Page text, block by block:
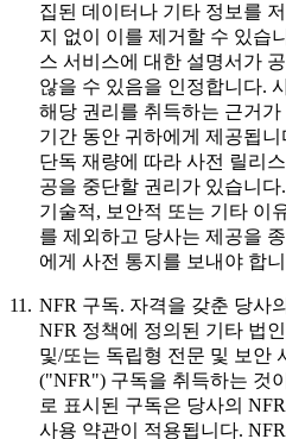
집된 데이터나 기타 정보를
지 없이 이를 제거할 수 있습
스 서비스에 대한 설명서가
않을 수 있음을 인정합니다.
해당 권리를 취득하는 근거
기간 동안 귀하에게 제공됩
단독 재량에 따라 사전 릴리
공을 중단할 권리가 있습니
기술적, 보안적 또는 기타 이
를 제외하고 당사는 제공을
에게 사전 통지를 보내야 합
11. NFR 구독. 자격을 갖춘 당사
NFR 정책에 정의된 기타 법
및/또는 독립형 전문 및 보안
("NFR") 구독을 취득하는 것
로 표시된 구독은 당사의
사용 약관이 적용됩니다.